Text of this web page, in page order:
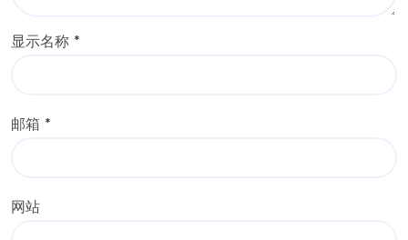
显示名称 *
邮箱 *
网站